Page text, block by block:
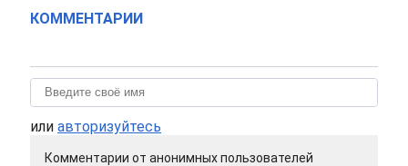
КОММЕНТАРИИ
или авторизуйтесь
Комментарии от анонимных пользователей